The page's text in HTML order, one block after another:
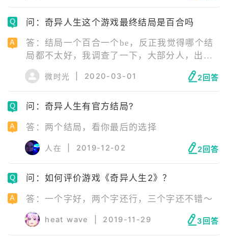
问：奇异人生这个游戏最终结局是百合吗
答：结局一个百合一个be，反正我觉得哪个结
局都不太好，我调查了一下，大部分人，出了
直男癌，大家都喜欢百合结局，都说：为了最
爱的人勇敢去爱，是很伟大的，而且她们经过
了
微时光 2020-03-01 2回答
问：奇异人生有官方结局?
答：两个结局，看你最后的选择
人在 2019-12-02 2回答
问：如何评价游戏《奇异人生2》？
答：一个字好，两个字还行，三个字还不错～
heat wave 2019-11-29 3回答